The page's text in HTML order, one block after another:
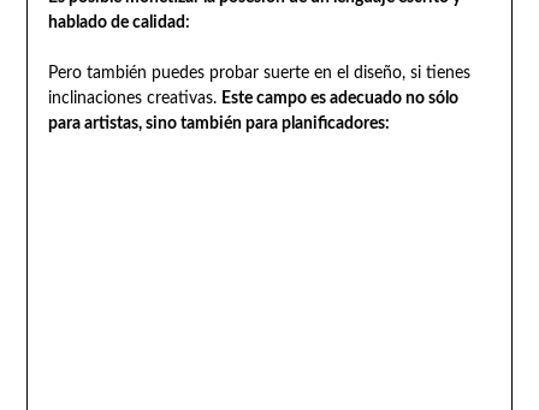
hablado de calidad:
Pero también puedes probar suerte en el diseño, si tienes
inclinaciones creativas. Este campo es adecuado no sólo
para artistas, sino también para planificadores: